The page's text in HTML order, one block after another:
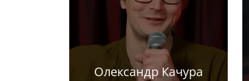
Олександр Качура